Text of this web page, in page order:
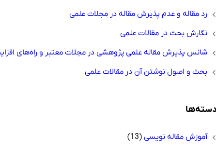
رد مقاله و عدم پذیرش مقاله در مجلات علمی
نگارش بحث در مقالات علمی
شانس پذیرش مقاله علمی پژوهشی در مجلات معتبر و راه‌های
بحث و اصول نوشتن آن در مقالات علمی
آموزش مقاله نویسی(13)